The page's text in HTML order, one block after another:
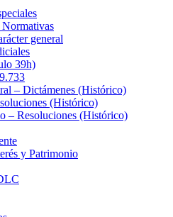
Normativas
general
39h)
– Dictámenes (Histórico)
(Histórico)
– Resoluciones (Histórico)
y Patrimonio